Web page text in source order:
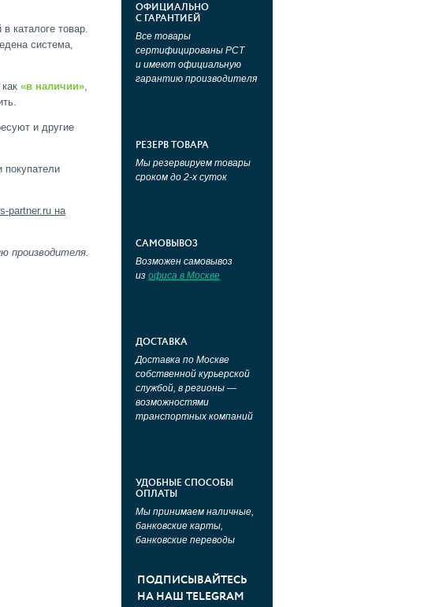
каталоге товар.
система,
«в наличии»
и другие
покупатели
производителя.
ОФИЦИАЛЬНО
С ГАРАНТИЕЙ
Все товары
сертифицированы РСТ
и имеют официальную
гарантию производителя
РЕЗЕРВ ТОВАРА
Мы резервируем товары
сроком до 2-х суток
САМОВЫВОЗ
Возможен самовывоз
из офиса в Москве
ДОСТАВКА
Доставка по Москве
собственной курьерской
службой, в регионы —
возможностями
транспортных компаний
УДОБНЫЕ СПОСОБЫ
ОПЛАТЫ
Мы принимаем наличные,
банковские карты,
банковские переводы
ПОДПИСЫВАЙТЕСЬ
НА НАШ TELEGRAM